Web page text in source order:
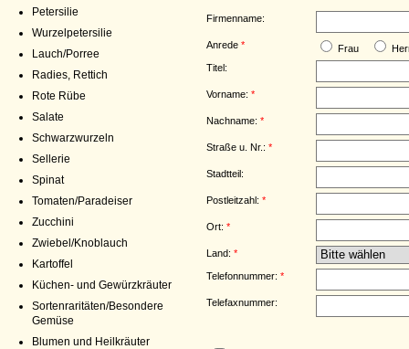
Petersilie
Wurzelpetersilie
Lauch/Porree
Radies, Rettich
Rote Rübe
Salate
Schwarzwurzeln
Sellerie
Spinat
Tomaten/Paradeiser
Zucchini
Zwiebel/Knoblauch
Kartoffel
Küchen- und Gewürzkräuter
Sortenraritäten/Besondere
Gemüse
Blumen und Heilkräuter
Firmenname:
Anrede * Frau
Titel:
Vorname: *
Nachname: *
Straße u. Nr.: *
Stadtteil:
Postleitzahl: *
Ort: *
Land: *
Telefonnummer: *
Telefaxnummer: